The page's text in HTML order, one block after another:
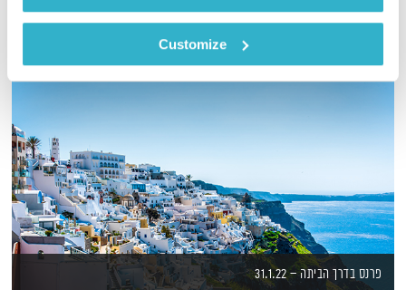
Customize
פרנס בדרך הביתה – 31.1.22